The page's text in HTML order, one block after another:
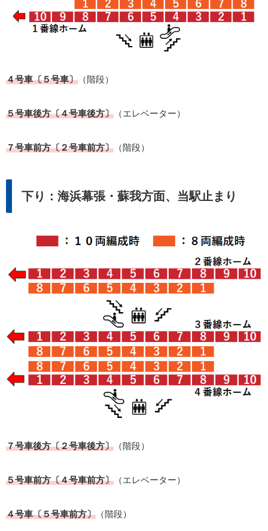
４号車〔５号車〕 （階段）
５号車後方〔４号車後方〕 （エレベーター）
７号車前方〔２号車前方〕 （階段）
下り：海浜幕張・蘇我方面、当駅止まり
７号車後方〔２号車後方〕 （階段）
５号車前方〔４号車前方〕 （エレベーター）
４号車〔５号車前方〕 （階段）